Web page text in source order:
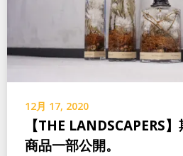
12月 17, 2020
【THE LANDSCAPERS
商品一部公開。